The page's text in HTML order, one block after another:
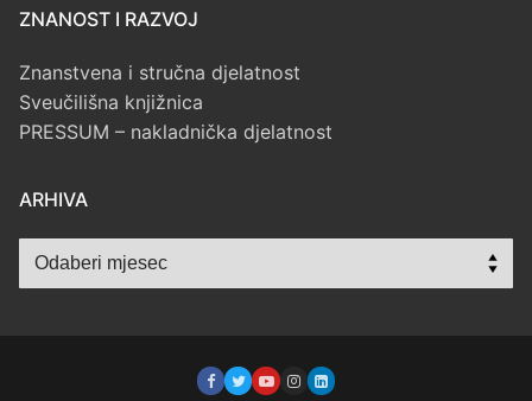
ZNANOST I RAZVOJ
Znanstvena i stručna djelatnost
Sveučilišna knjižnica
PRESSUM – nakladnička djelatnost
ARHIVA
Arhiva